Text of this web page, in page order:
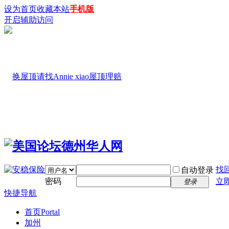
设为首页收藏本站手机版
开启辅助访问
自动登录 找
密码
登录
立
快捷导航
首页Portal
加州